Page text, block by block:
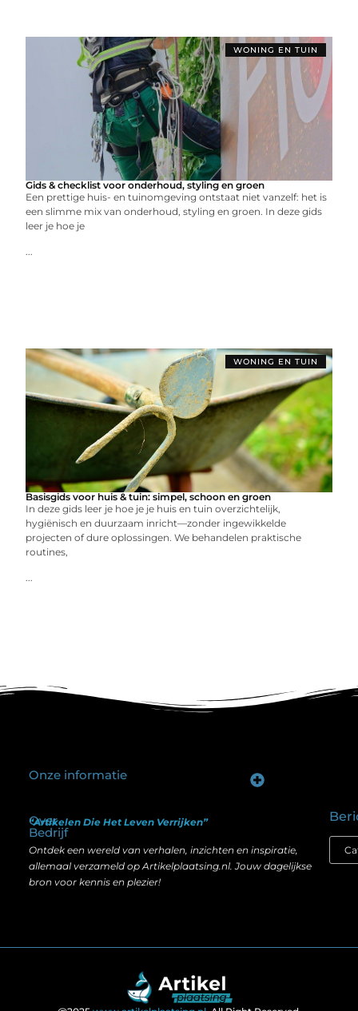
WONING EN TUIN
Gids & checklist voor onderhoud, styling en groen
Een prettige huis- en tuinomgeving ontstaat niet vanzelf: het is
een slimme mix van onderhoud, styling en groen. In deze gids
leer je hoe je
...
WONING EN TUIN
Basisgids voor huis & tuin: simpel, schoon en groen
In deze gids leer je hoe je je huis en tuin overzichtelijk,
hygiënisch en duurzaam inricht—zonder ingewikkelde
projecten of dure oplossingen. We behandelen praktische
routines,
...
Over
Bedrijf
“Artikelen Die Het Leven Verrijken”
Ontdek een wereld van verhalen, inzichten en inspiratie,
allemaal verzameld op Artikelplaatsing.nl. Jouw dagelijkse
bron voor kennis en plezier!
Onze informatie